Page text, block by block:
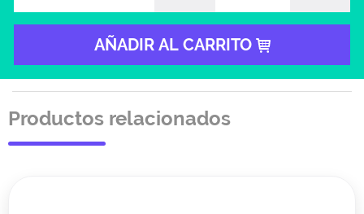
AÑADIR AL CARRITO
Productos relacionados